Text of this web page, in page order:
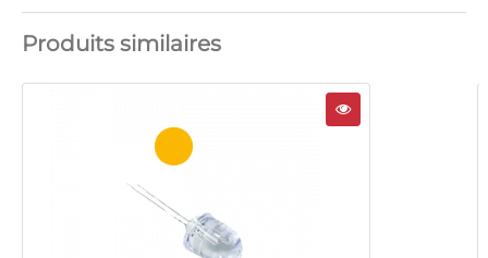
Produits similaires